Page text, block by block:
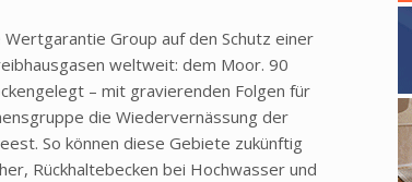
Group auf den Schutz einer
weltweit: dem Moor. 90
– mit gravierenden Folgen für
die Wiedervernässung der
So können diese Gebiete zukünftig
Rückhaltebecken bei Hochwasser und